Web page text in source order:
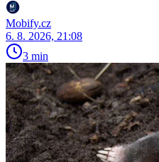
Mobify.cz
6. 8. 2026, 21:08
3 min